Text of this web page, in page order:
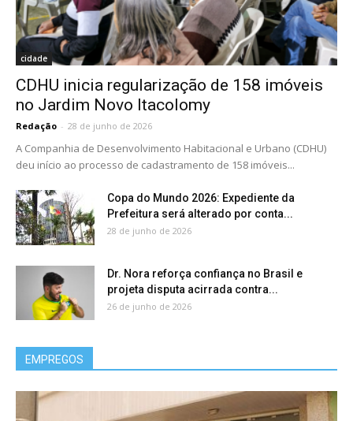
cidade
CDHU inicia regularização de 158 imóveis
no Jardim Novo Itacolomy
Redação - 28 de junho de 2026
A Companhia de Desenvolvimento Habitacional e Urbano (CDHU)
deu início ao processo de cadastramento de 158 imóveis...
Copa do Mundo 2026: Expediente da
Prefeitura será alterado por conta...
28 de junho de 2026
Dr. Nora reforça confiança no Brasil e
projeta disputa acirrada contra...
26 de junho de 2026
EMPREGOS